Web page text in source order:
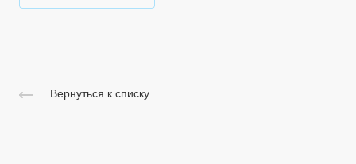
Вернуться к списку